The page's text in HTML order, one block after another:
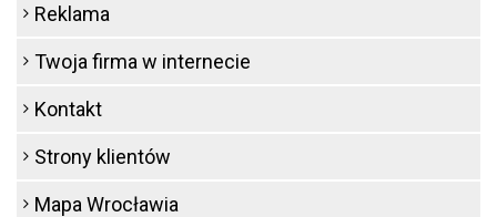
Reklama
Twoja firma w internecie
Kontakt
Strony klientów
Mapa Wrocławia